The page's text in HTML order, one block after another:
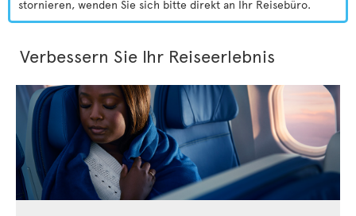
stornieren, wenden Sie sich bitte direkt an Ihr Reisebüro.
Verbessern Sie Ihr Reiseerlebnis